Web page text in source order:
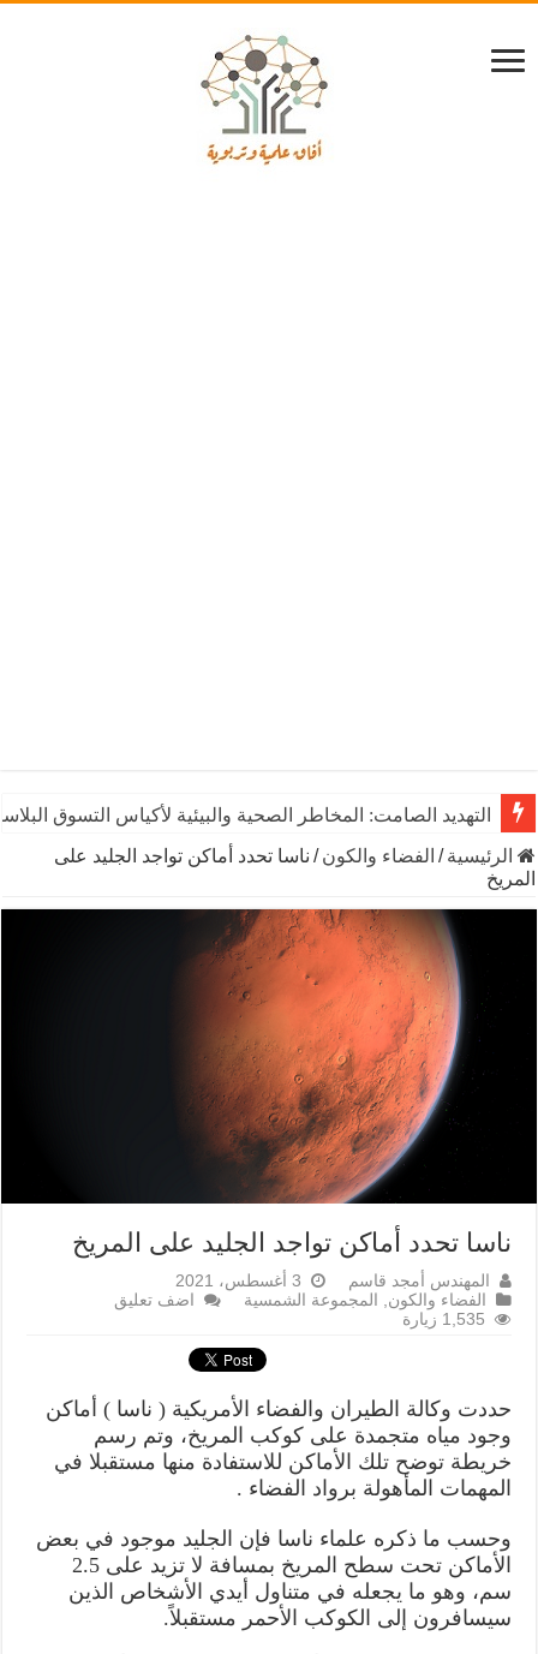
التهديد الصامت: المخاطر الصحية والبيئية لأكياس التسوق
الرئيسية / الفضاء والكون / ناسا تحدد أماكن تواجد الجليد على
المريخ
ناسا تحدد أماكن تواجد الجليد على المريخ
المهندس أمجد قاسم
3 أغسطس، 2021
الفضاء والكون, المجموعة الشمسية
اضف تعليق
1,535 زيارة
حددت وكالة الطيران والفضاء الأمريكية ( ناسا ) أماكن
وجود مياه متجمدة على كوكب المريخ، وتم رسم
خريطة توضح تلك الأماكن للاستفادة منها مستقبلا في
المهمات المأهولة برواد الفضاء .
وحسب ما ذكره علماء ناسا فإن الجليد موجود في بعض
الأماكن تحت سطح المريخ بمسافة لا تزيد على 2.5
سم، وهو ما يجعله في متناول أيدي الأشخاص الذين
سيسافرون إلى الكوكب الأحمر مستقبلاً.